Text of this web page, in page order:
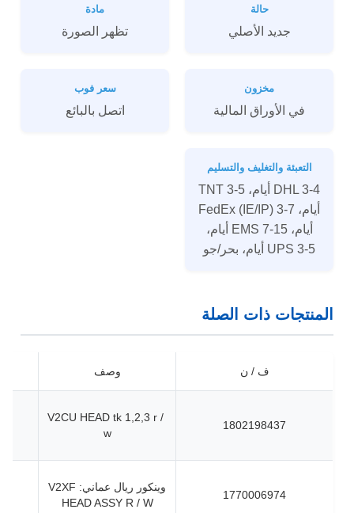
حالة
جديد الأصلي
مادة
تظهر الصورة
مخزون
في الأوراق المالية
سعر فوب
اتصل بالبائع
التعبئة والتغليف والتسليم
DHL 3-4 أيام، TNT 3-5
أيام، FedEx (IE/IP) 3-7
أيام، EMS 7-15 أيام،
UPS 3-5 أيام، بحر/جو
المنتجات ذات الصلة
ف / ن وصف
1802198437
V2CU HEAD tk 1,2,3 r /
w
1770006974
وينكور ريال عماني: V2XF
HEAD ASSY R / W